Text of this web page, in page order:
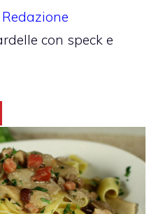
Redazione
con speck e